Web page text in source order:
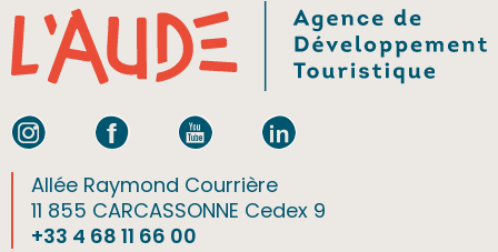
Allée Raymond Courrière
11 855 CARCASSONNE Cedex 9
+33 4 68 11 66 00